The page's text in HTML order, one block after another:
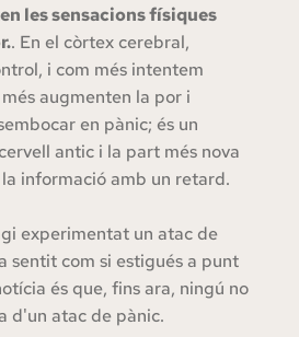
les sensacions físiques
. En el còrtex cerebral,
i com més intentem
augmenten la por i
en pànic; és un
antic i la part més nova
informació amb un retard.
experimentat un atac de
sentit com si estigués a punt
és que, fins ara, ningú no
d'un atac de pànic.